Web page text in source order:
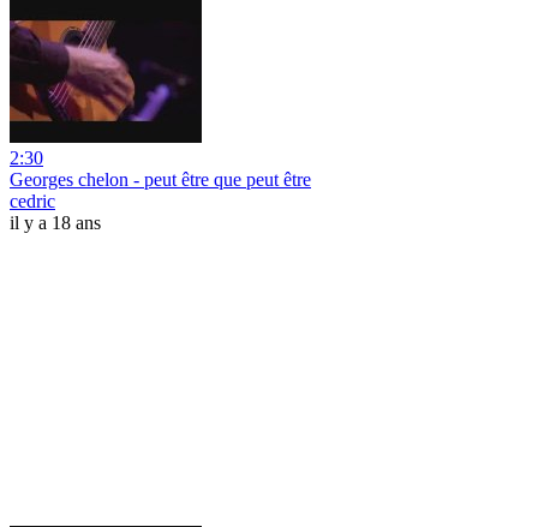
2:30
Georges chelon - peut être que peut être
cedric
il y a 18 ans